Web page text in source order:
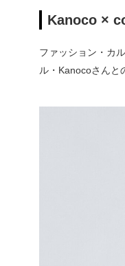
Kanoco ×
ファッション・カ
ル・Kanocoさんと